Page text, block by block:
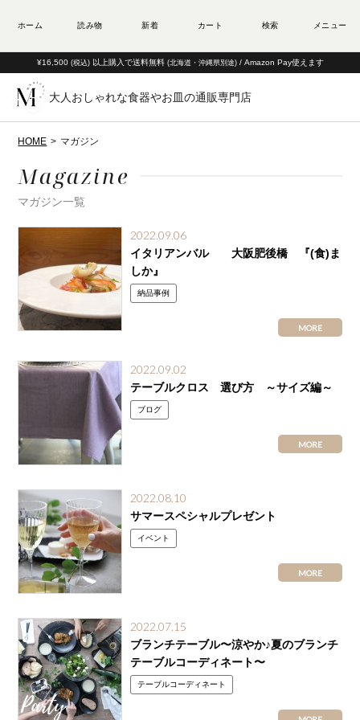
¥16,500 (税込) 以上購入で送料無料 (北海道・沖縄県別途) / Amazon Pay使えます
大人おしゃれな食器やお皿の通販専門店
HOME マガジン
Magazine
マガジン一覧
2022.09.06
イタリアンバル 大阪肥後橋 『(食)ま
しか』
納品事例
MORE
2022.09.02
テーブルクロス 選び方 ～サイズ編～
ブログ
MORE
2022.08.10
サマースペシャルプレゼント
イベント
MORE
2022.07.15
ブランチテーブル〜涼やか♪夏のブランチ
テーブルコーディネート〜
テーブルコーディネート